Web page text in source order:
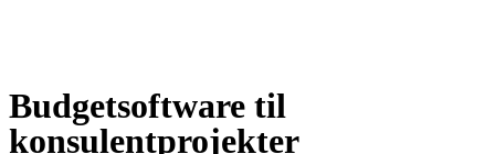
Budgetsoftware til
konsulentprojekter